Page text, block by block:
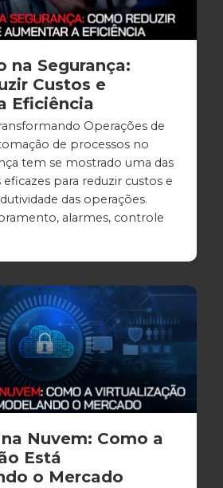
na Segurança:
Custos e
Eficiência
Operações de
de processos no
tem se mostrado uma das
eficazes para reduzir custos e
das operações.
alarmes, controle
Nuvem: Como a
Está
o Mercado